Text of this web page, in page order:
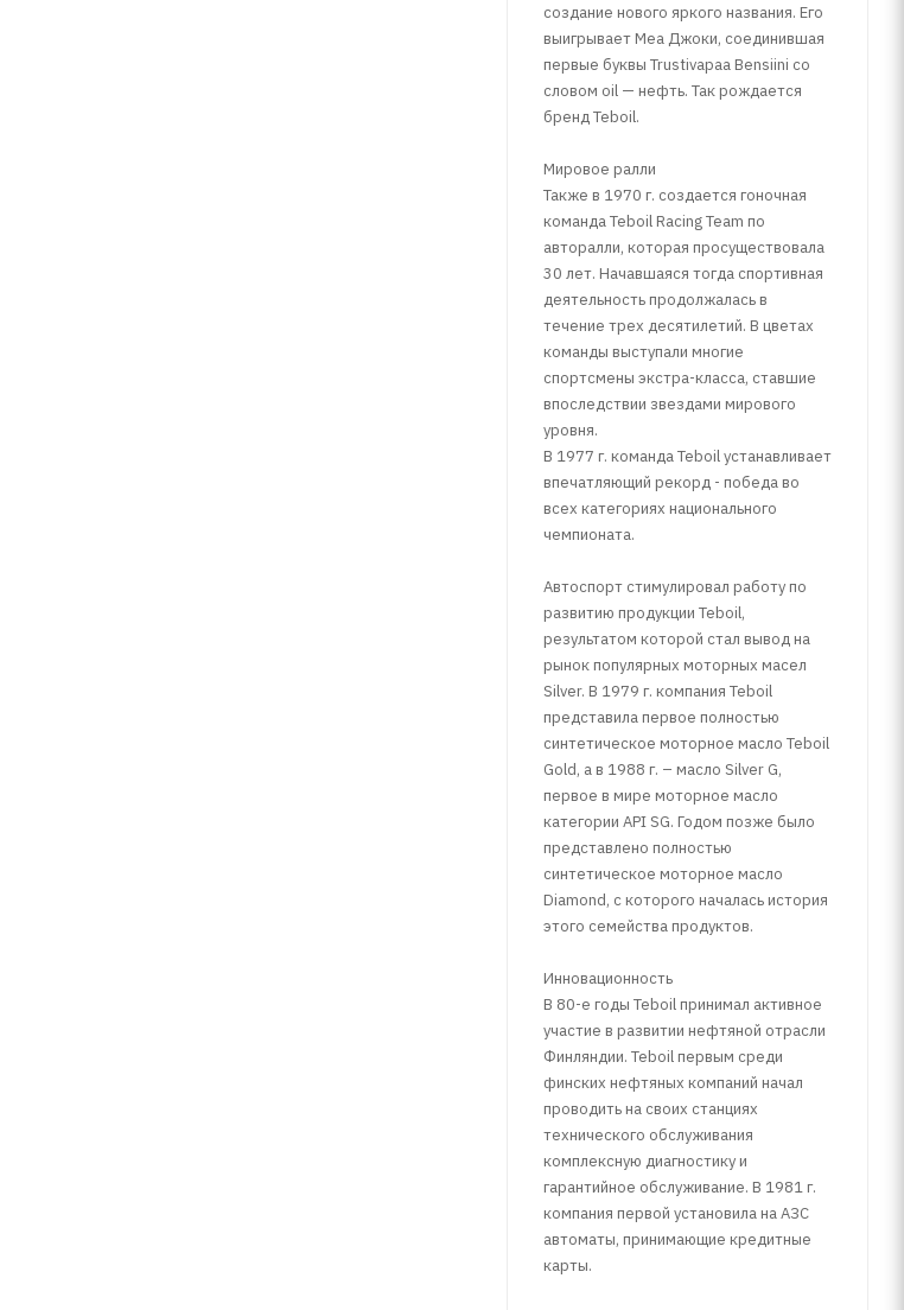
создание нового яркого названия. Его
выигрывает Меа Джоки, соединившая
первые буквы Trustivapaa Bensiini со
словом oil — нефть. Так рождается
бренд Teboil.
Мировое ралли
Также в 1970 г. создается гоночная
команда Teboil Racing Team по
авторалли, которая просуществовала
30 лет. Начавшаяся тогда спортивная
деятельность продолжалась в
течение трех десятилетий. В цветах
команды выступали многие
спортсмены экстра-класса, ставшие
впоследствии звездами мирового
уровня.
В 1977 г. команда Teboil устанавливает
впечатляющий рекорд - победа во
всех категориях национального
чемпионата.
Автоспорт стимулировал работу по
развитию продукции Teboil,
результатом которой стал вывод на
рынок популярных моторных масел
Silver. В 1979 г. компания Teboil
представила первое полностью
синтетическое моторное масло Teboil
Gold, а в 1988 г. – масло Silver G,
первое в мире моторное масло
категории API SG. Годом позже было
представлено полностью
синтетическое моторное масло
Diamond, с которого началась история
этого семейства продуктов.
Инновационность
В 80-е годы Teboil принимал активное
участие в развитии нефтяной отрасли
Финляндии. Teboil первым среди
финских нефтяных компаний начал
проводить на своих станциях
технического обслуживания
комплексную диагностику и
гарантийное обслуживание. В 1981 г.
компания первой установила на АЗС
автоматы, принимающие кредитные
карты.